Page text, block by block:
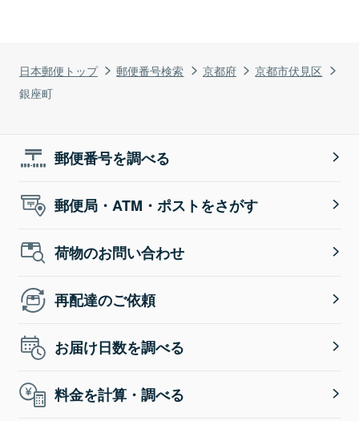
日本郵便トップ 郵便番号検索 京都府
京都市伏見区
銀座町
郵便番号を調べる
郵便局・ATM・ポストをさがす
荷物のお問い合わせ
再配達のご依頼
お届け日数を調べる
料金を計算・調べる